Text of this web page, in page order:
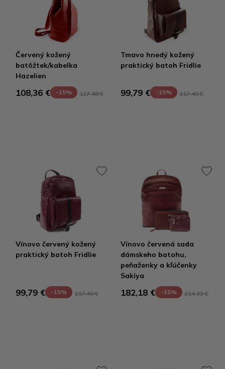
Červený kožený
batôžtek/kabelka
Hazelien
108,36 € -15% 127,48 €
Tmavo hnedý kožený
praktický batoh Fridlie
99,79 € -15% 117,40 €
Vínovo červený kožený
praktický batoh Fridlie
99,79 € -15% 117,40 €
Vínovo červená sada
dámskeho batohu,
peňaženky a kľúčenky
Sakiya
182,18 € -15% 214,33 €